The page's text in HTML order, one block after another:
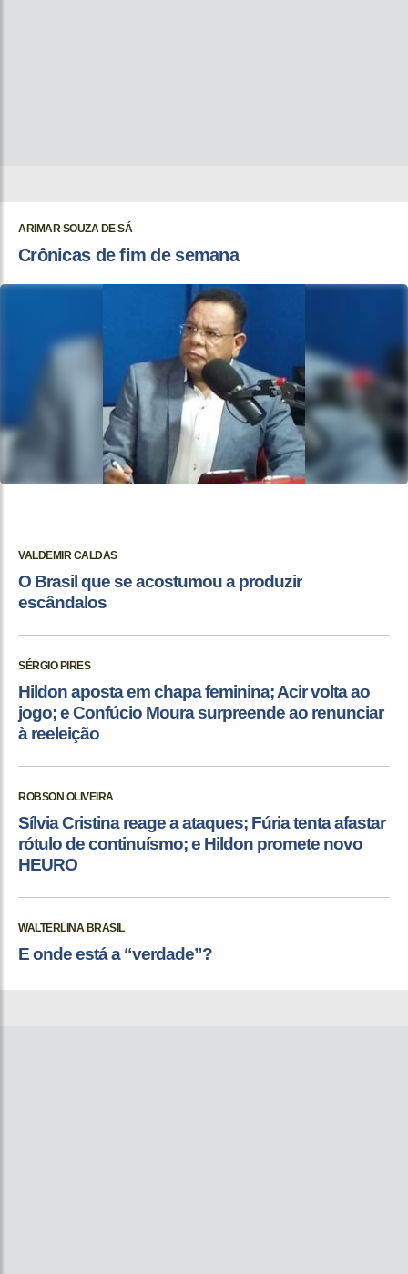
ARIMAR SOUZA DE SÁ
Crônicas de fim de semana
VALDEMIR CALDAS
O Brasil que se acostumou a produzir
escândalos
SÉRGIO PIRES
Hildon aposta em chapa feminina; Acir volta ao
jogo; e Confúcio Moura surpreende ao renunciar
à reeleição
ROBSON OLIVEIRA
Sílvia Cristina reage a ataques; Fúria tenta afastar
rótulo de continuísmo; e Hildon promete novo
HEURO
WALTERLINA BRASIL
E onde está a “verdade”?